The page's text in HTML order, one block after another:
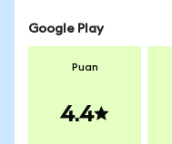
Google Play
Puan
4.4